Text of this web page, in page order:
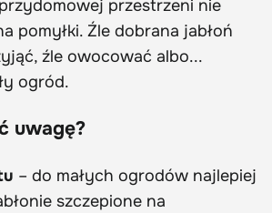
przestrzeni nie
pomyłki. Źle dobrana jabłoń
źle owocować albo...
ogród.
uwagę?
– do małych ogrodów najlepiej
szczepione na